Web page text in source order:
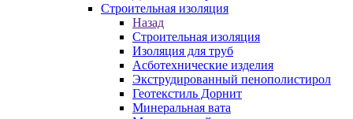
Строительная изоляция
Назад
Строительная изоляция
Изоляция для труб
Асботехнические изделия
Экструдированный пенополистирол
Геотекстиль Дорнит
Минеральная вата